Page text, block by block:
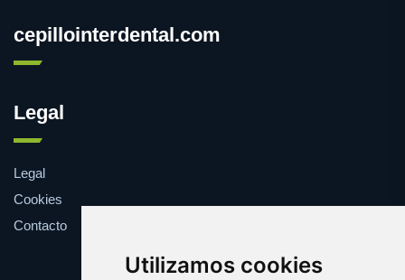
Utilizamos cookies
cepillointerdental.com
Legal
Legal
Cookies
Contacto